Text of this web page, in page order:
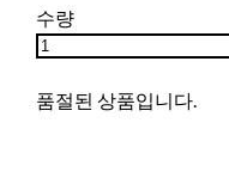
수량
품절된 상품입니다.